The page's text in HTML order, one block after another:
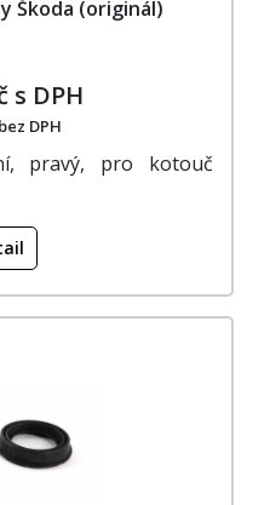
Škoda (originál)
s DPH
DPH
pravý, pro kotouč